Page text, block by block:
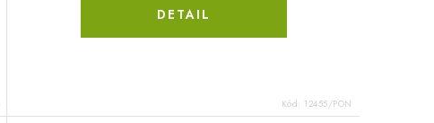
DETAIL
Kód: 12455/PON